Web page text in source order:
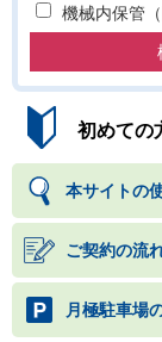
機械内保管
初めての
本サイトの
ご契約の流
月極駐車場